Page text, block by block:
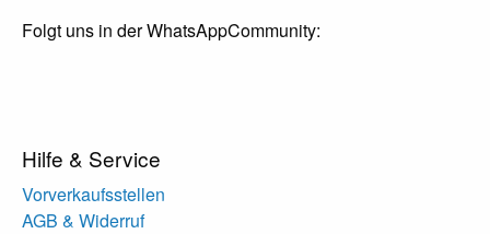
Folgt uns in der WhatsAppCommunity:
Hilfe & Service
Vorverkaufsstellen
AGB & Widerruf